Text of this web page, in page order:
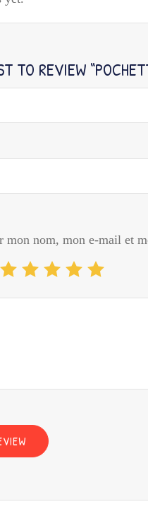
TO REVIEW
mon nom, mon e-mail et